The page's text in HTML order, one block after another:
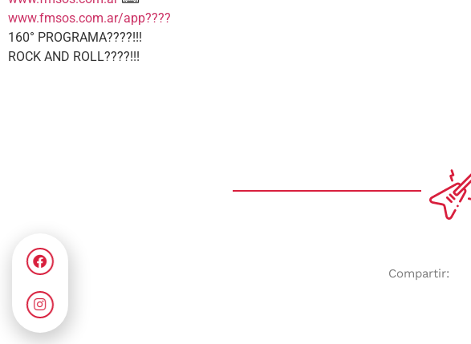
www.fmsos.com.ar/app????
160° PROGRAMA????!!!
ROCK AND ROLL????!!!
Compartir: